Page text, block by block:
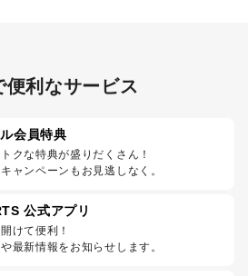
便利なサービス
会員特典
クな特典が盛りだくさん！
ャンペーンもお見逃しなく。
公式アプリ
けて便利！
最新情報をお知らせします。